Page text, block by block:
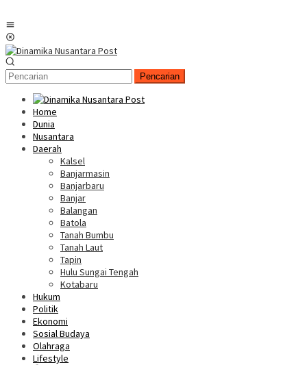
Pencarian
Home
Dunia
Nusantara
Daerah
Kalsel
Banjarmasin
Banjarbaru
Banjar
Balangan
Batola
Tanah Bumbu
Tanah Laut
Tapin
Hulu Sungai Tengah
Kotabaru
Hukum
Politik
Ekonomi
Sosial Budaya
Olahraga
Lifestyle